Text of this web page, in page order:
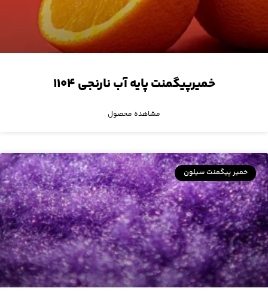
خمیرپیگمنت پایه آب نارنجی ۱۱۰۴
مشاهده محصول
خمیر پیگمنت سیلون